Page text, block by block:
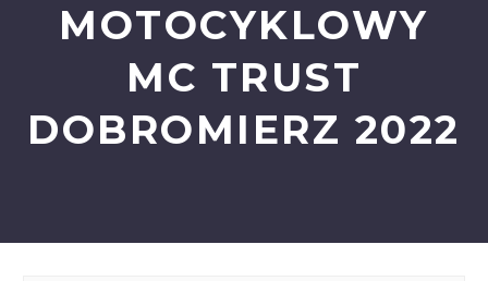
MOTOCYKLOWY
MC TRUST
DOBROMIERZ 2022